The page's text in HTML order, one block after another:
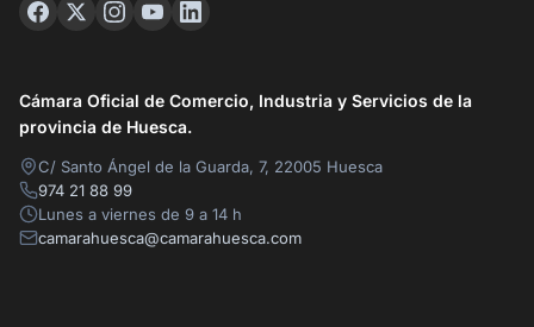
Cámara Oficial de Comercio, Industria y Servicios de la
provincia de Huesca.
C/ Santo Ángel de la Guarda, 7, 22005 Huesca
974 21 88 99
Lunes a viernes de 9 a 14 h
camarahuesca@camarahuesca.com